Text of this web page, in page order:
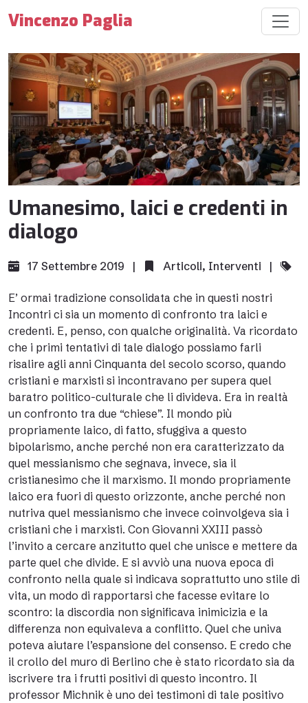
Vincenzo Paglia
Umanesimo, laici e credenti in
dialogo
17 Settembre 2019 | Articoli, Interventi |
E’ ormai tradizione consolidata che in questi nostri
Incontri ci sia un momento di confronto tra laici e
credenti. E, penso, con qualche originalità. Va ricordato
che i primi tentativi di tale dialogo possiamo farli
risalire agli anni Cinquanta del secolo scorso, quando
cristiani e marxisti si incontravano per supera quel
baratro politico-culturale che li divideva. Era in realtà
un confronto tra due “chiese”. Il mondo più
propriamente laico, di fatto, sfuggiva a questo
bipolarismo, anche perché non era caratterizzato da
quel messianismo che segnava, invece, sia il
cristianesimo che il marxismo. Il mondo propriamente
laico era fuori di questo orizzonte, anche perché non
nutriva quel messianismo che invece coinvolgeva sia i
cristiani che i marxisti. Con Giovanni XXIII passò
l’invito a cercare anzitutto quel che unisce e mettere da
parte quel che divide. E si avviò una nuova epoca di
confronto nella quale si indicava soprattutto uno stile di
vita, un modo di rapportarsi che facesse evitare lo
scontro: la discordia non significava inimicizia e la
differenza non equivaleva a conflitto. Quel che univa
poteva aiutare l’espansione del consenso. E credo che
il crollo del muro di Berlino che è stato ricordato sia da
iscrivere tra i frutti positivi di questo incontro. Il
professor Michnik è uno dei testimoni di tale positivo